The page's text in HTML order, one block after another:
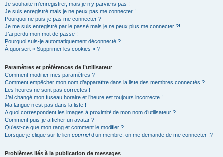
Je souhaite m’enregistrer, mais je n’y parviens pas !
Je suis enregistré mais je ne peux pas me connecter !
Pourquoi ne puis-je pas me connecter ?
Je me suis enregistré par le passé mais je ne peux plus me connecter ?!
J’ai perdu mon mot de passe !
Pourquoi suis-je automatiquement déconnecté ?
À quoi sert « Supprimer les cookies » ?
Paramètres et préférences de l’utilisateur
Comment modifier mes paramètres ?
Comment empêcher mon nom d’apparaître dans la liste des membres connectés ?
Les heures ne sont pas correctes !
J’ai changé mon fuseau horaire et l’heure est toujours incorrecte !
Ma langue n’est pas dans la liste !
A quoi correspondent les images à proximité de mon nom d’utilisateur ?
Comment puis-je afficher un avatar ?
Qu’est-ce que mon rang et comment le modifier ?
Lorsque je clique sur le lien courrield’un membre, on me demande de me connecter !?
Problèmes liés à la publication de messages